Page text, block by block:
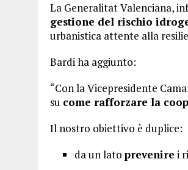
La Generalitat Valenciana,
gestione del rischio
urbanistica attente alla
Bardi ha aggiunto:
“Con la Vicepresidente
su come rafforzare la
Il nostro obiettivo è duplice:
da un lato prevenire i